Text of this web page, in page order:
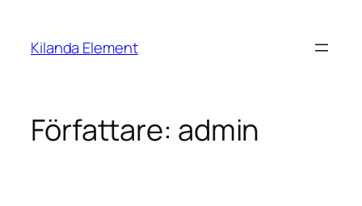
innehåll
Kilanda Element
Författare: admin